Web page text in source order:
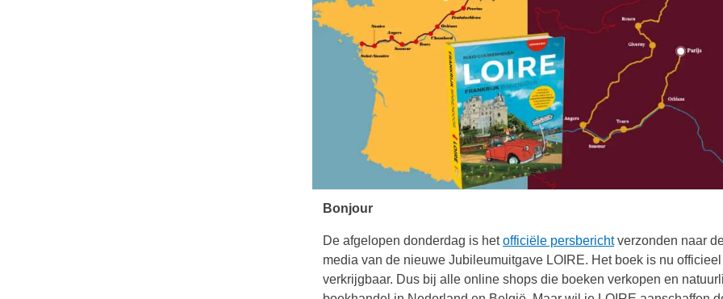
Bonjour
De afgelopen donderdag is hetofficiële persberichtverzonden naar
media van de nieuwe Jubileumuitgave LOIRE. Het boek is nu
verkrijgbaar. Dus bij alle online shops die boeken verkopen en